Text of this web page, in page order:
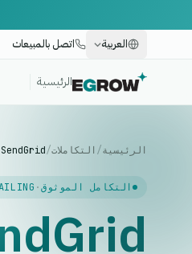
العربية
اتصل بالمبيعات
الرئيسية
الرئيسية/ التكاملات/
SendGrid
التكامل الموثوق·